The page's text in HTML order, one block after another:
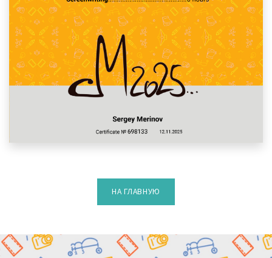
НА ГЛАВНУЮ